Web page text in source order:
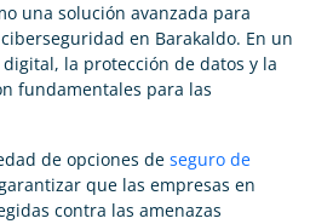
una solución avanzada para
en Barakaldo. En un
la protección de datos y la
fundamentales para las
de opciones de seguro de
que las empresas en
contra las amenazas